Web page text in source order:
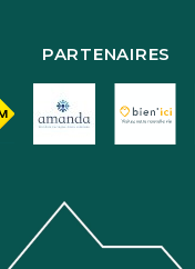
PARTENAIRES